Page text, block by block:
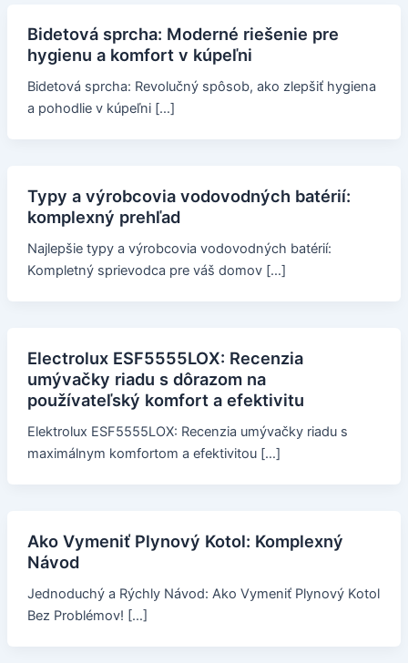
Bidetová sprcha: Moderné riešenie pre
hygienu a komfort v kúpeľni
Bidetová sprcha: Revolučný spôsob, ako zlepšiť hygiena
a pohodlie v kúpeľni […]
Typy a výrobcovia vodovodných batérií:
komplexný prehľad
Najlepšie typy a výrobcovia vodovodných batérií:
Kompletný sprievodca pre váš domov […]
Electrolux ESF5555LOX: Recenzia
umývačky riadu s dôrazom na
používateľský komfort a efektivitu
Elektrolux ESF5555LOX: Recenzia umývačky riadu s
maximálnym komfortom a efektivitou […]
Ako Vymeniť Plynový Kotol: Komplexný
Návod
Jednoduchý a Rýchly Návod: Ako Vymeniť Plynový Kotol
Bez Problémov! […]